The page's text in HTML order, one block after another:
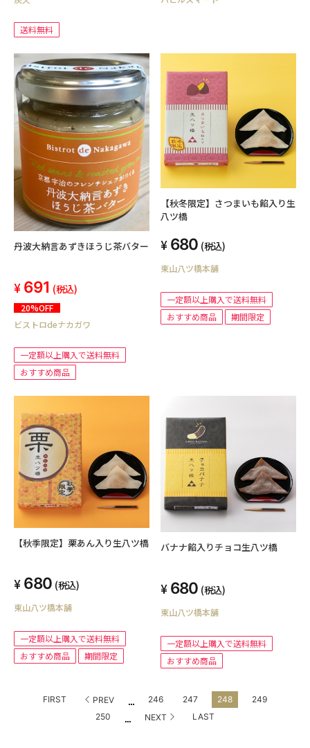
送料無料
丹波大納言あずきほうじ茶バター
691 (税込)
20%OFF
ビストロdeナカガワ
一定額以上購入で送料無料
おすすめ商品
【秋冬限定】さつまいも餡入り生
八ツ橋
680 (税込)
東山八ツ橋本舗
一定額以上購入で送料無料
おすすめ商品
期間限定
【秋季限定】栗あん入り生八ツ橋
680 (税込)
東山八ツ橋本舗
一定額以上購入で送料無料
おすすめ商品
期間限定
バナナ餡入りチョコ生八ツ橋
680 (税込)
東山八ツ橋本舗
一定額以上購入で送料無料
おすすめ商品
FIRST PREV ... 246 247 248
249
250
... NEXT LAST